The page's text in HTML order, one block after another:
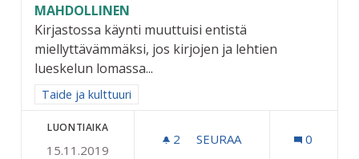
MAHDOLLINEN
Kirjastossa käynti muuttuisi entistä
miellyttävämmäksi, jos kirjojen ja lehtien
lueskelun lomassa...
Rajaa tulokset aihepiirin mukaan: Taide ja kulttuuri
Taide ja kulttuuri
LUONTIAIKA
15.11.2019
2 2 SEURAAJAA
SEURAA 0